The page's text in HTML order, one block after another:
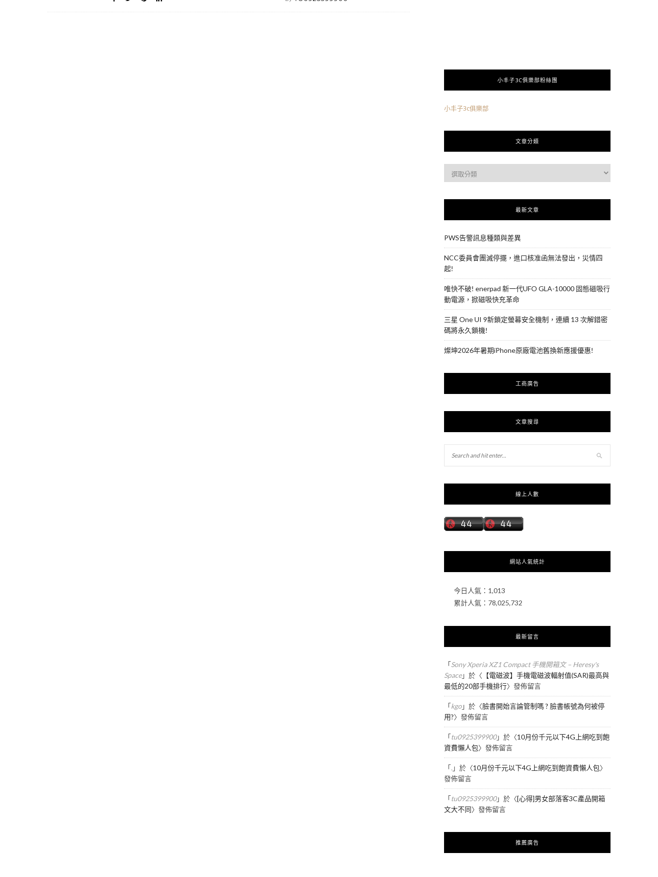
小丰子3C俱樂部粉絲團
小丰子3c俱樂部
文章分類
最新文章
PWS告警訊息種類與差異
NCC委員會團滅停擺，進口核准函無法發出，災情四
起!
唯快不破! enerpad 新一代UFO GLA-10000 固態磁吸行
動電源，掀磁吸快充革命
三星 One UI 9新鎖定螢幕安全機制，連續 13 次解錯密
碼將永久鎖機!
燦坤2026年暑期iPhone原廠電池舊換新應援優惠!
工商廣告
文章搜尋
線上人數
網站人氣統計
今日人氣： 1,013
累計人氣： 78,025,732
最新留言
「Sony Xperia XZ1 Compact 手機開箱文 – Heresy's
Space」於〈 【電磁波】手機電磁波輻射值(SAR)最高與
最低的20部手機排行〉發佈留言
「kgo」於〈臉書開始言論管制嗎 ? 臉書帳號為何被停
用?〉發佈留言
「tu0925399900」於〈10月份千元以下4G上網吃到飽
資費懶人包〉發佈留言
「.」於〈10月份千元以下4G上網吃到飽資費懶人包〉
發佈留言
「tu0925399900」於〈[心得]男女部落客3C產品開箱
文大不同〉發佈留言
推薦廣告